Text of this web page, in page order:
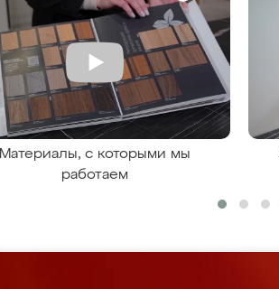
Материалы, с которыми мы
работаем